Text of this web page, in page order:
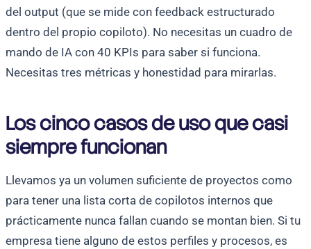
del output (que se mide con feedback estructurado
dentro del propio copiloto). No necesitas un cuadro de
mando de IA con 40 KPIs para saber si funciona.
Necesitas tres métricas y honestidad para mirarlas.
Los cinco casos de uso que casi
siempre funcionan
Llevamos ya un volumen suficiente de proyectos como
para tener una lista corta de copilotos internos que
prácticamente nunca fallan cuando se montan bien. Si tu
empresa tiene alguno de estos perfiles y procesos, es